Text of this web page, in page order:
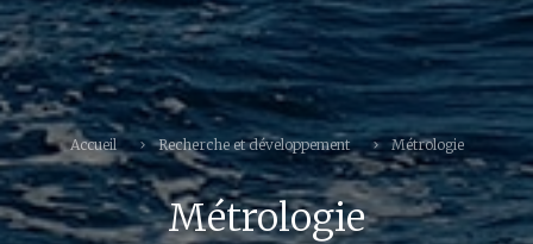
Accueil Recherche et développement Métrologie
Métrologie